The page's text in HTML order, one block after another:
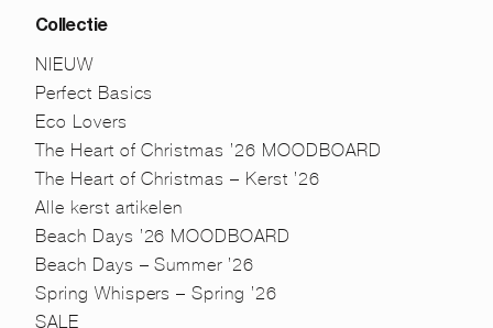
Collectie
NIEUW
Perfect Basics
Eco Lovers
The Heart of Christmas ’26 MOODBOARD
The Heart of Christmas – Kerst ’26
Alle kerst artikelen
Beach Days ’26 MOODBOARD
Beach Days – Summer ’26
Spring Whispers – Spring ’26
SALE